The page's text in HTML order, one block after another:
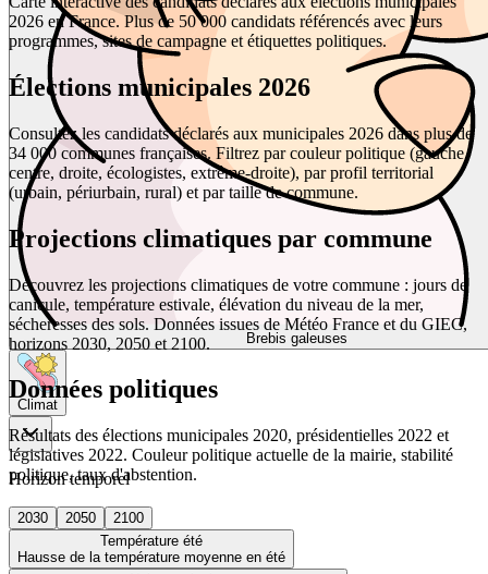
Brebis galeuses
Climat
Horizon temporel
2030 2050
2100
Température été
Hausse de la température moyenne en été
2026 en France. Plus de 50 000 candidats référencés avec leurs
programmes, sites de campagne et étiquettes politiques.
Élections municipales 2026
Consultez les candidats déclarés aux municipales 2026 dans plus de
34 000 communes françaises. Filtrez par couleur politique (gauche,
centre, droite, écologistes, extrême-droite), par profil territorial
(urbain, périurbain, rural) et par taille de commune.
Projections climatiques par commune
Découvrez les projections climatiques de votre commune : jours de
canicule, température estivale, élévation du niveau de la mer,
sécheresses des sols. Données issues de Météo France et du GIEC,
horizons 2030, 2050 et 2100.
Données politiques
Résultats des élections municipales 2020, présidentielles 2022 et
législatives 2022. Couleur politique actuelle de la mairie, stabilité
politique, taux d'abstention.